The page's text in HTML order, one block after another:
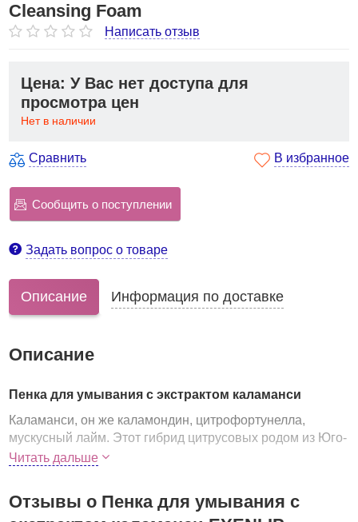
Cleansing Foam
Написать отзыв
Цена: У Вас нет доступа для
просмотра цен
Нет в наличии
Сравнить В избранное
Сообщить о поступлении
Задать вопрос о товаре
Описание Информация по доставке
Описание
Пенка для умывания с экстрактом каламанси
Каламанси, он же каламондин, цитрофортунелла,
мускусный лайм. Этот гибрид цитрусовых родом из Юго-
Восточной Азии – настоящая витаминная бомба,
Пенка с экстрактом каламанси предназначена для
Читать дальше
Отзывы о Пенка для умывания с